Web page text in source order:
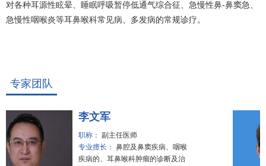
对各种耳源性眩晕、睡眠呼吸暂停低通气综合征、急慢性鼻-鼻窦急、
急慢性咽喉炎等耳鼻喉科常见病、多发病的常规诊疗。
专家团队
李文军
职称： 副主任医师
专业擅长： 鼻腔及鼻窦疾病、咽喉
疾病的、耳鼻喉科肿瘤的诊断及治